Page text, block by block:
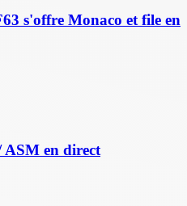
s'offre Monaco et file en
ASM en direct